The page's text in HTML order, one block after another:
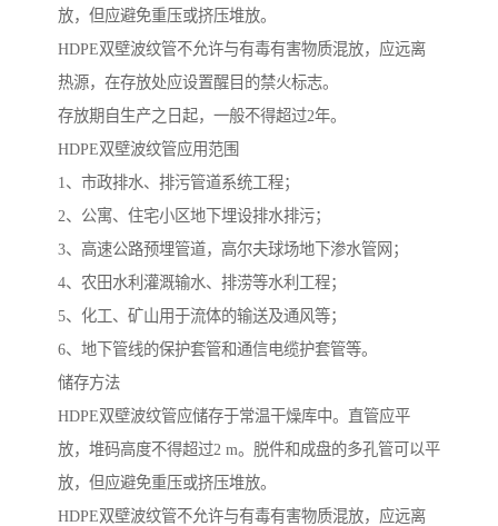
放，但应避免重压或挤压堆放。
HDPE双壁波纹管不允许与有毒有害物质混放，应远离
热源，在存放处应设置醒目的禁火标志。
存放期自生产之日起，一般不得超过2年。
HDPE双壁波纹管应用范围
1、市政排水、排污管道系统工程；
2、公寓、住宅小区地下埋设排水排污；
3、高速公路预埋管道，高尔夫球场地下渗水管网；
4、农田水利灌溉输水、排涝等水利工程；
5、化工、矿山用于流体的输送及通风等；
6、地下管线的保护套管和通信电缆护套管等。
储存方法
HDPE双壁波纹管应储存于常温干燥库中。直管应平
放，堆码高度不得超过2 m。脱件和成盘的多孔管可以平
放，但应避免重压或挤压堆放。
HDPE双壁波纹管不允许与有毒有害物质混放，应远离